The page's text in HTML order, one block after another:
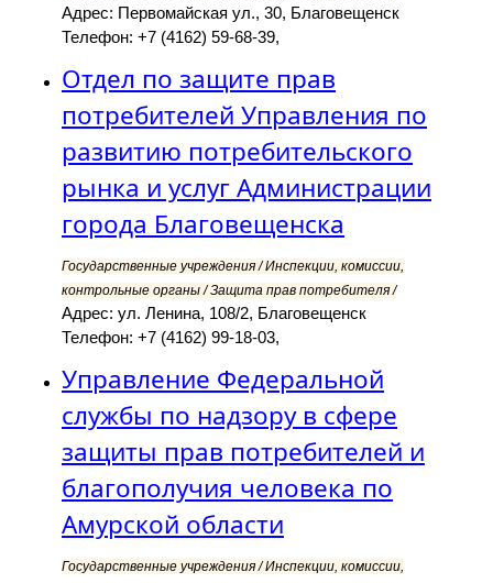
Адрес: Первомайская ул., 30, Благовещенск
Телефон: +7 (4162) 59-68-39,
Отдел по защите прав
потребителей Управления по
развитию потребительского
рынка и услуг Администрации
города Благовещенска
Государственные учреждения / Инспекции, комиссии,
контрольные органы / Защита прав потребителя /
Адрес: ул. Ленина, 108/2, Благовещенск
Телефон: +7 (4162) 99-18-03,
Управление Федеральной
службы по надзору в сфере
защиты прав потребителей и
благополучия человека по
Амурской области
Государственные учреждения / Инспекции, комиссии,